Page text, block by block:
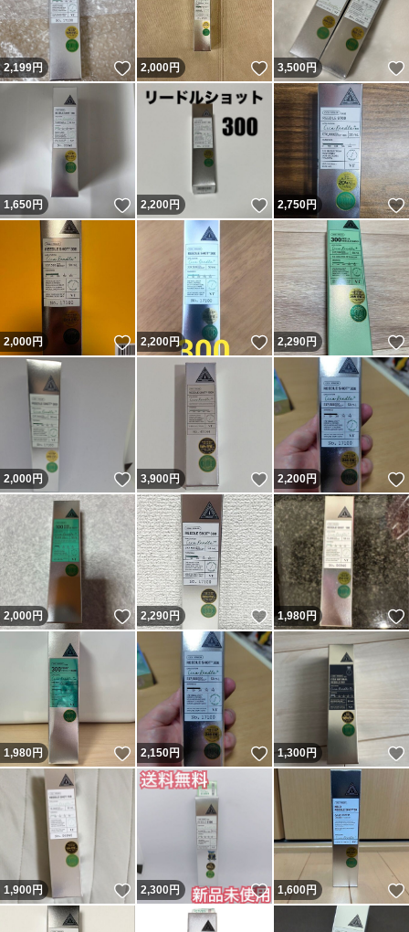
2,199円 いいね！
2,000円 いいね！
3,500円
1,650円 いいね！
2,200円 いいね！
2,750円
2,000円 いいね！
2,200円 いいね！
2,290円
2,000円 いいね！
3,900円 いいね！
2,200円
2,000円 いいね！
2,290円 いいね！
1,980円
1,980円 いいね！
2,150円 いいね！
1,300円
1,900円 いいね！
2,300円 いいね！
1,600円